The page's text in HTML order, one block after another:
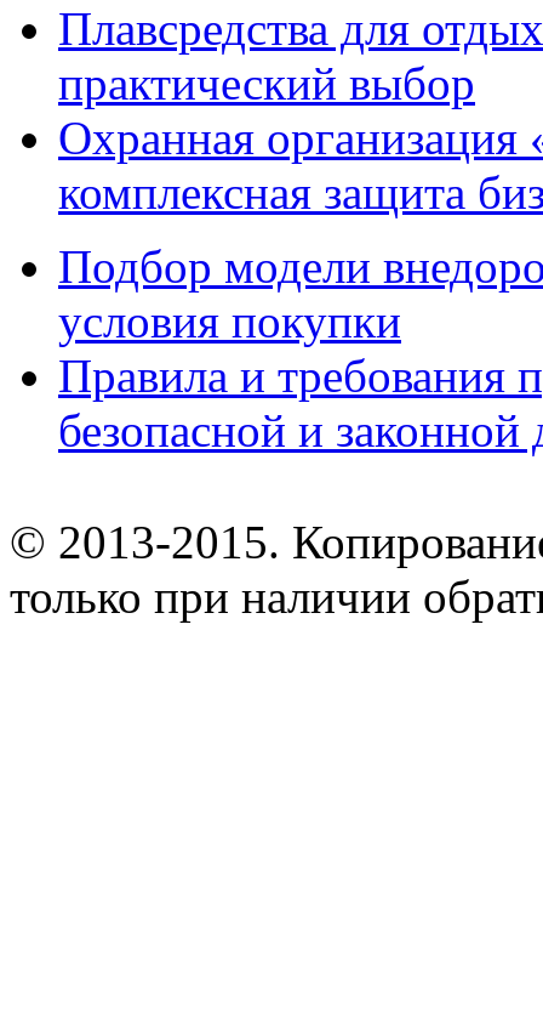
Плавсредства для
практический выбор
Охранная
комплексная защита
Подбор модели
условия покупки
Правила и требования
безопасной и законной
© 2013-2015.
только при наличии